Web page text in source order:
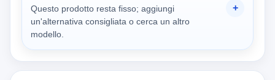
Questo prodotto resta fisso; aggiungi
un'alternativa consigliata o cerca un altro
modello.